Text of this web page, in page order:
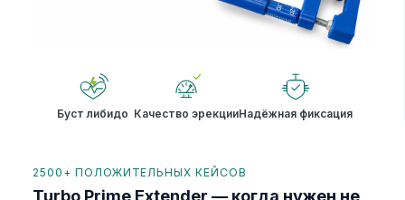
Буст либидо Качество эрекцииНадёжная фиксация
2500+ ПОЛОЖИТЕЛЬНЫХ КЕЙСОВ
Turbo Prime Extender — когда нужен не